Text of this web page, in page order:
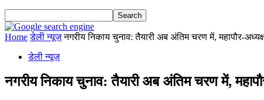
Home डेली न्यूज़ नगरीय निकाय चुनाव: तैयारी अब अंतिम चरण में, महापौर-
डेली न्यूज़
नगरीय निकाय चुनाव: तैयारी अब अंतिम चरण में,